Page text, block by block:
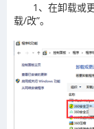
1、在卸载或
载/改”。